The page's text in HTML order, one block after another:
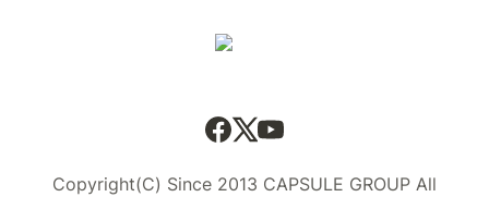
Copyright(C) Since 2013 CAPSULE GROUP All